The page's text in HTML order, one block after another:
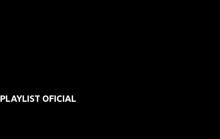
PLAYLIST OFICIAL